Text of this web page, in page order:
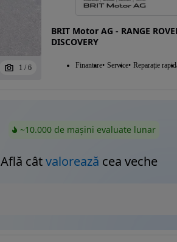
1 / 6
BRIT Motor AG - RANGE
DISCOVERY
Finantare Service Reparație
~10.000 de mașini evaluate lunar
Află câtvalorează cea veche